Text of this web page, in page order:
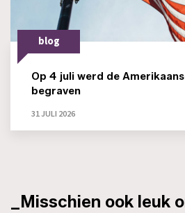
blog
Op 4 juli werd de
begraven
31 JULI 2026
_Misschien ook leuk